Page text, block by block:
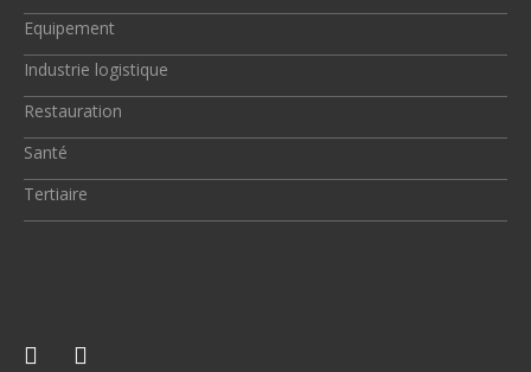
Equipement
Industrie logistique
Restauration
Santé
Tertiaire